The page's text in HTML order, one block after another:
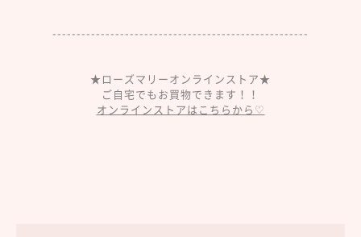
-----------------------------------------------------
★ローズマリーオンラインストア★
ご自宅でもお買物できます！！
オンラインストアはこちらから♡